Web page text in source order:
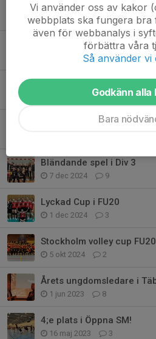
Tidigare nyheter
Bronsmedalj i Öppna JSM
18 maj 2025 6
5
Bländande spel i Div 3
7 dec 2024 9
Lyckad Cup i FU20
1 dec 2024 3
Stockholm volley cup FU20
5 okt 2024 2
Årets ungdomsledare i
1 jun 2023 8
4;e plats i Öppna SM!
16 maj 2023 3
Vi använder oss av kakor
webbplats ska fungera bra
även för webbanalys i
förbättra våra
Så använder vi
Godkänn alla
Bara